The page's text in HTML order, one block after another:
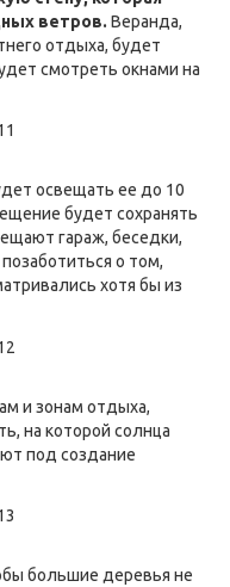
ветров. Веранда,
отдыха, будет
смотреть окнами на
освещать ее до 10
будет сохранять
гараж, беседки,
о том,
хотя бы из
и зонам отдыха,
на которой солнца
под создание
большие деревья не